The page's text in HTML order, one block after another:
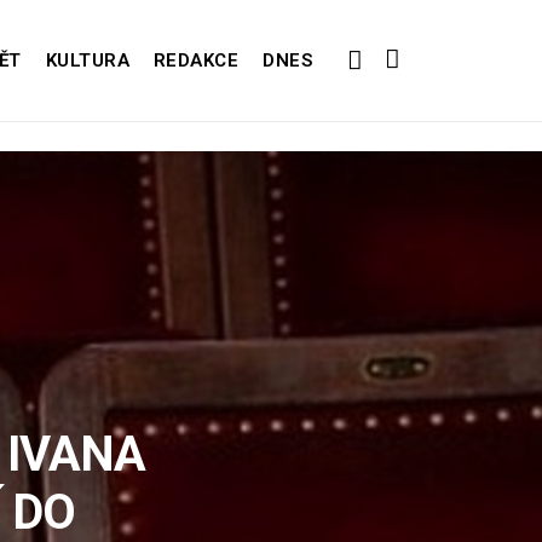
KULTURA REDAKCE DNES
IVANA